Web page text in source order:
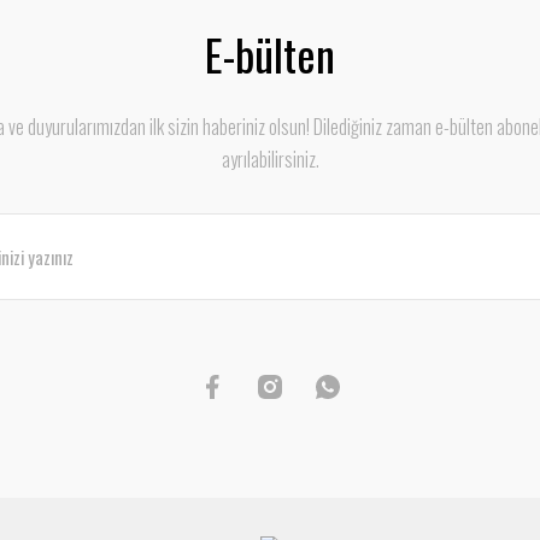
E-bülten
ve duyurularımızdan ilk sizin haberiniz olsun! Dilediğiniz zaman e-bülten
ayrılabilirsiniz.